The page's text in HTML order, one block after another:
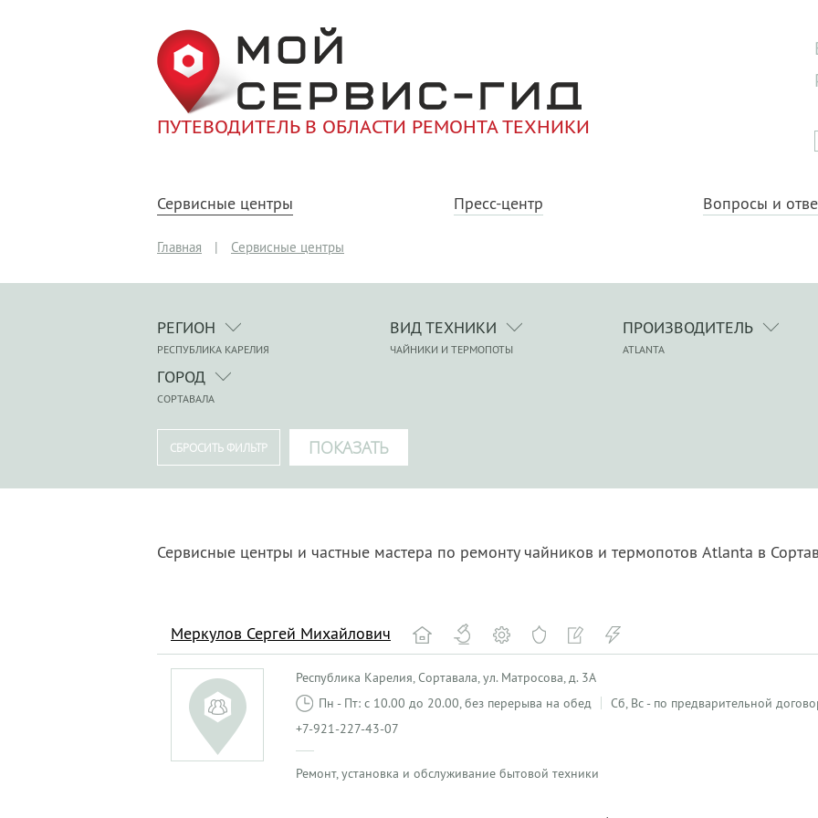
ПУТЕВОДИТЕЛЬ В ОБЛАСТИ РЕМОНТА ТЕХНИКИ
Сервисные центры Пресс-центр Вопросы и
Главная | Сервисные центры
РЕГИОН
РЕСПУБЛИКА КАРЕЛИЯ
ВИД ТЕХНИКИ
ЧАЙНИКИ И ТЕРМОПОТЫ
ПРОИЗВОДИТЕЛЬ
ATLANTA
ГОРОД
СОРТАВАЛА
Сервисные центры и частные мастера по ремонту чайников и термопотов Atlanta в
Меркулов Сергей Михайлович
Республика Карелия, Сортавала, ул. Матросова, д. 3А
Пн - Пт: с 10.00 до 20.00, без перерыва на обед
Сб, Вс - по предварительной
+7-921-227-43-07
Ремонт, установка и обслуживание бытовой техники